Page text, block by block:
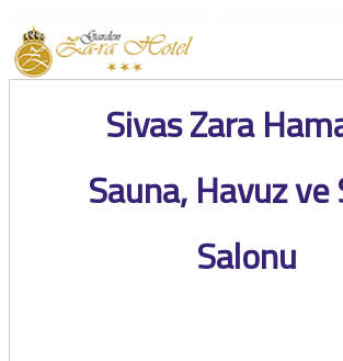
Sivas Zara
Sauna, Havuz
Salonu